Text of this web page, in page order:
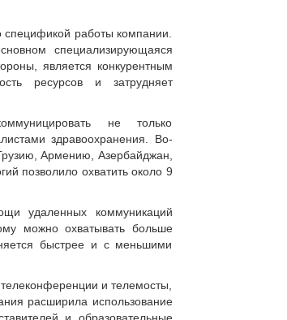
работы компании.
специализирующаяся
является конкурентным
ресурсов и затрудняет
не только
здравоохранения. Во-
Армению, Азербайджан,
позволило охватить около 9
удаленных коммуникаций
можно охватывать больше
быстрее и с меньшими
и телемосты,
расширила использование